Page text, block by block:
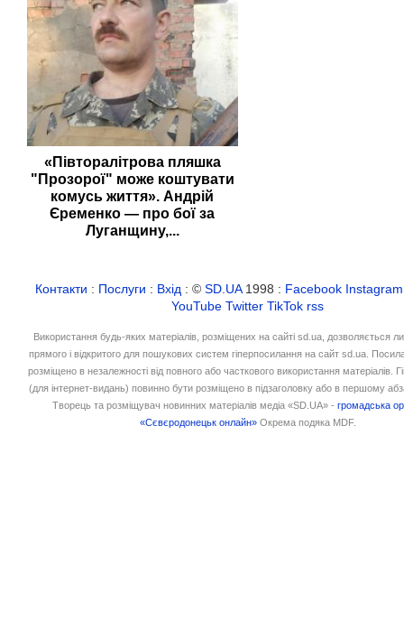
«Півторалітрова пляшка
"Прозорої" може коштувати
комусь життя». Андрій
Єременко — про бої за
Луганщину,...
Контакти : Послуги : Вхід : ©SD.UA1998 : Facebook Instagram
YouTube Twitter TikTok rss
Використання будь-яких матеріалів, розміщених на сайті sd.ua, дозволяється
прямого і відкритого для пошукових систем гіперпосилання на сайт sd.ua.
розміщено в незалежності від повного або часткового використання матеріалів.
(для інтернет-видань) повинно бути розміщено в підзаголовку або в першому
Творець та розміщувач новинних матеріалів медіа «SD.UA» -громадська
«Сєвєродонецьк онлайн» Окрема подяка MDF.